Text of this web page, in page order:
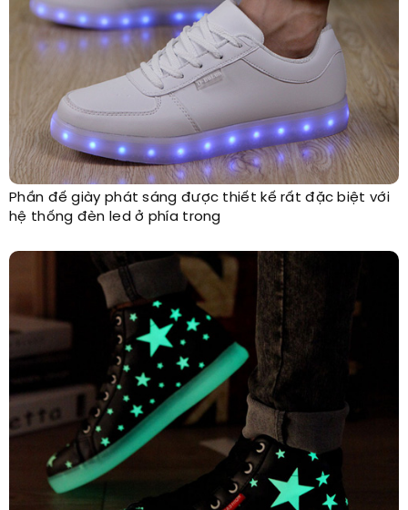
Phần đế giày phát sáng được thiết kế rất đặc biệt với
hệ thống đèn led ở phía trong